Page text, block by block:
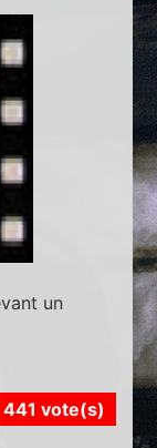
un
441 vote(s)